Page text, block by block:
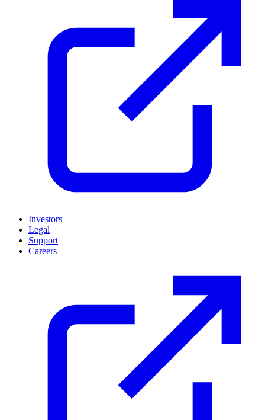
Investors
Legal
Support
Careers